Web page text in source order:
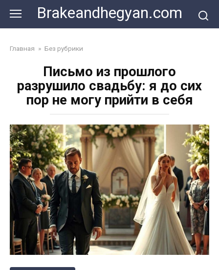
content
Brakeandhegyan.com
Главная » Без рубрики
Письмо из прошлого
разрушило свадьбу: я до сих
пор не могу прийти в себя